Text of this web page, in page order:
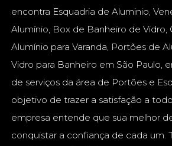
encontra Esquadria de Aluminio,
Alumínio, Box de Banheiro de Vidro,
Alumínio para Varanda, Portões de
Vidro para Banheiro em São Paulo,
de serviços da área de Portões e
objetivo de trazer a satisfação a
empresa entende que sua melhor
conquistar a confiança de cada um.